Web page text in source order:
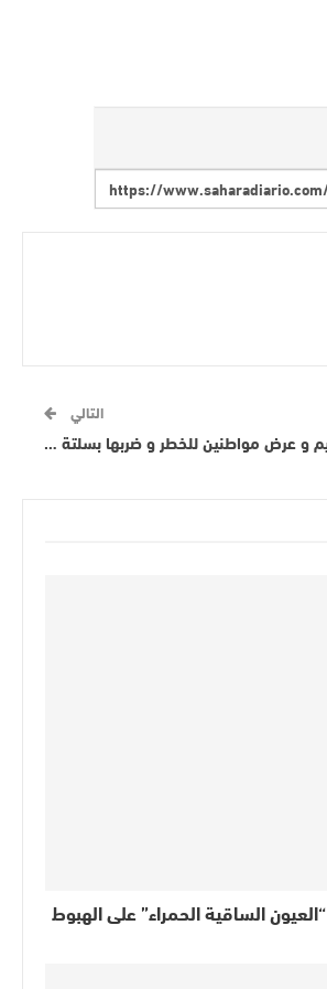
التالي
و عرض مواطنين للخطر و ضربها بسلتة …
الساقية الحمراء” على الهبوط